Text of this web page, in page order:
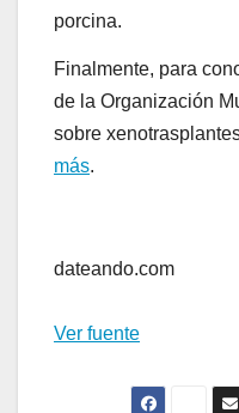
porcina.
Finalmente, para
de la Organización
sobre
más.
de
entradas
dateando.com
Ver fuente